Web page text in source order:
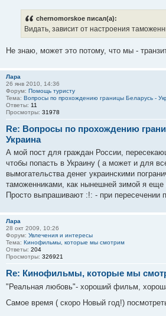
chernomorskoe писал(а):
Видать, зависит от настроения
Не знаю, может это потому, что мы -
Лара
26 янв 2010, 14:36
Форум: Помощь туристу
Тема: Вопросы по прохождению границы Беларусь -
Ответы: 11
Просмотры: 31978
Re: Вопросы по прохождению
Украина
А мой пост для граждан России,
чтобы попасть в Украину ( а может и для
вымогательства денег украинскими
таможенниками, как нынешней зимой я еще
Просто выпрашивают :!: - при пересечении
Лара
28 окт 2009, 10:26
Форум: Увлечения и интересы
Тема: Кинофильмы, которые мы смотрим
Ответы: 204
Просмотры: 326921
Re: Кинофильмы, которые мы
"Реальная любовь"- хороший фильм,
Самое время ( скоро Новый год!)